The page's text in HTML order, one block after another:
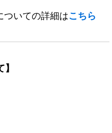
いての詳細はこちら